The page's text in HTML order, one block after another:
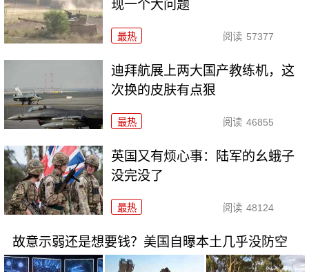
现一个大问题
最热 阅读 57377
迪拜航展上两大国产教练机，这
次换的皮肤有点狠
最热 阅读 46855
英国又有烦心事：陆军的幺蛾子
没完没了
最热 阅读 48124
故意示弱还是想要钱？美国自曝本土几乎没防空